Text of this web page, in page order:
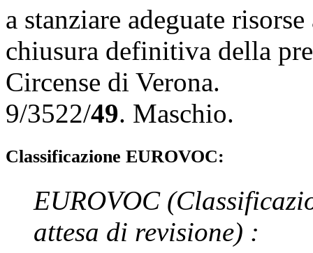
a stanziare adeguate
chiusura definitiva della
Circense di Verona.
9/3522/49. Maschio.
Classificazione EUROVOC:
EUROVOC
attesa di revisione) :